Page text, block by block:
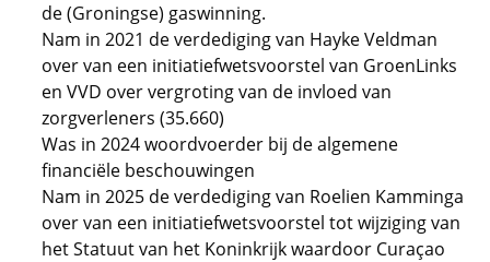
de (Groningse) gaswinning.
Nam in 2021 de verdediging van Hayke Veldman
over van een initiatiefwetsvoorstel van GroenLinks
en VVD over vergroting van de invloed van
zorgverleners (35.660)
Was in 2024 woordvoerder bij de algemene
financiële beschouwingen
Nam in 2025 de verdediging van Roelien Kamminga
over van een initiatiefwetsvoorstel tot wijziging van
het Statuut van het Koninkrijk waardoor Curaçao